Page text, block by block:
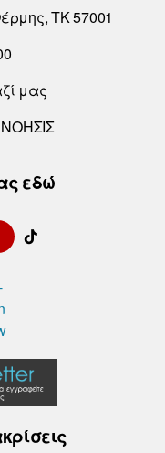
ΤΚ 57001
μας
εδώ